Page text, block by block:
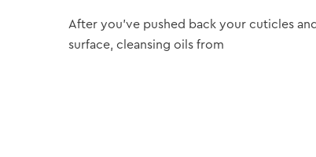
After you’ve pushed back your cuticles
surface, cleansing oils from